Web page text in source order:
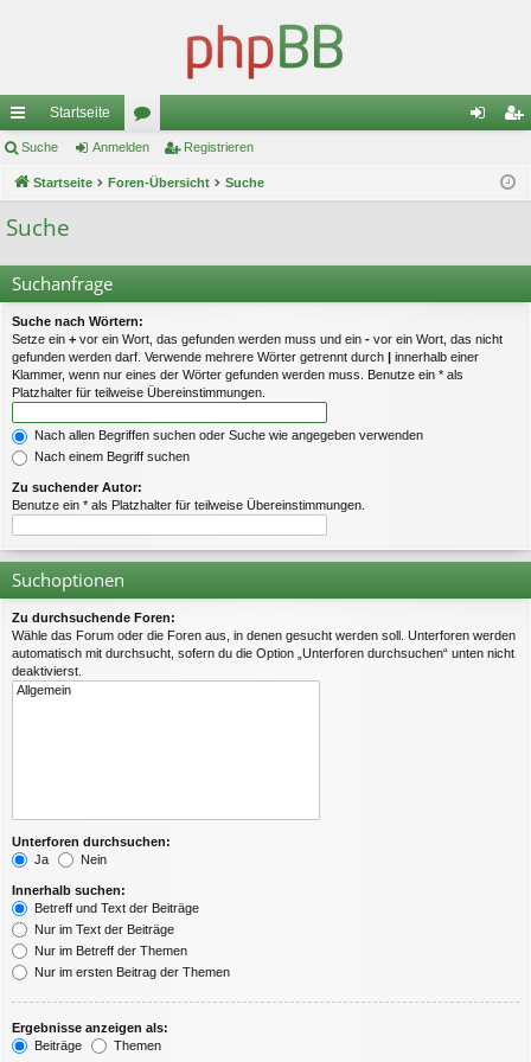
ch
ne
llz
riff
Startseite
or
en ist
Suche Anmelden Registrieren
Startseite Foren-Übersicht Suche
Suche
Suchanfrage
Suche nach Wörtern:
Setze ein + vor ein Wort, das gefunden werden muss und ein - vor ein Wort, das nicht
gefunden werden darf. Verwende mehrere Wörter getrennt durch | innerhalb einer
Klammer, wenn nur eines der Wörter gefunden werden muss. Benutze ein * als
Platzhalter für teilweise Übereinstimmungen.
Nach allen Begriffen suchen oder Suche wie angegeben verwenden
Nach einem Begriff suchen
Zu suchender Autor:
Benutze ein * als Platzhalter für teilweise Übereinstimmungen.
Suchoptionen
Zu durchsuchende Foren:
Wähle das Forum oder die Foren aus, in denen gesucht werden soll. Unterforen werden
automatisch mit durchsucht, sofern du die Option „Unterforen durchsuchen“ unten nicht
deaktivierst.
Unterforen durchsuchen:
Ja
Nein
Innerhalb suchen:
Betreff und Text der Beiträge
Nur im Text der Beiträge
Nur im Betreff der Themen
Nur im ersten Beitrag der Themen
Ergebnisse anzeigen als:
Beiträge
Themen